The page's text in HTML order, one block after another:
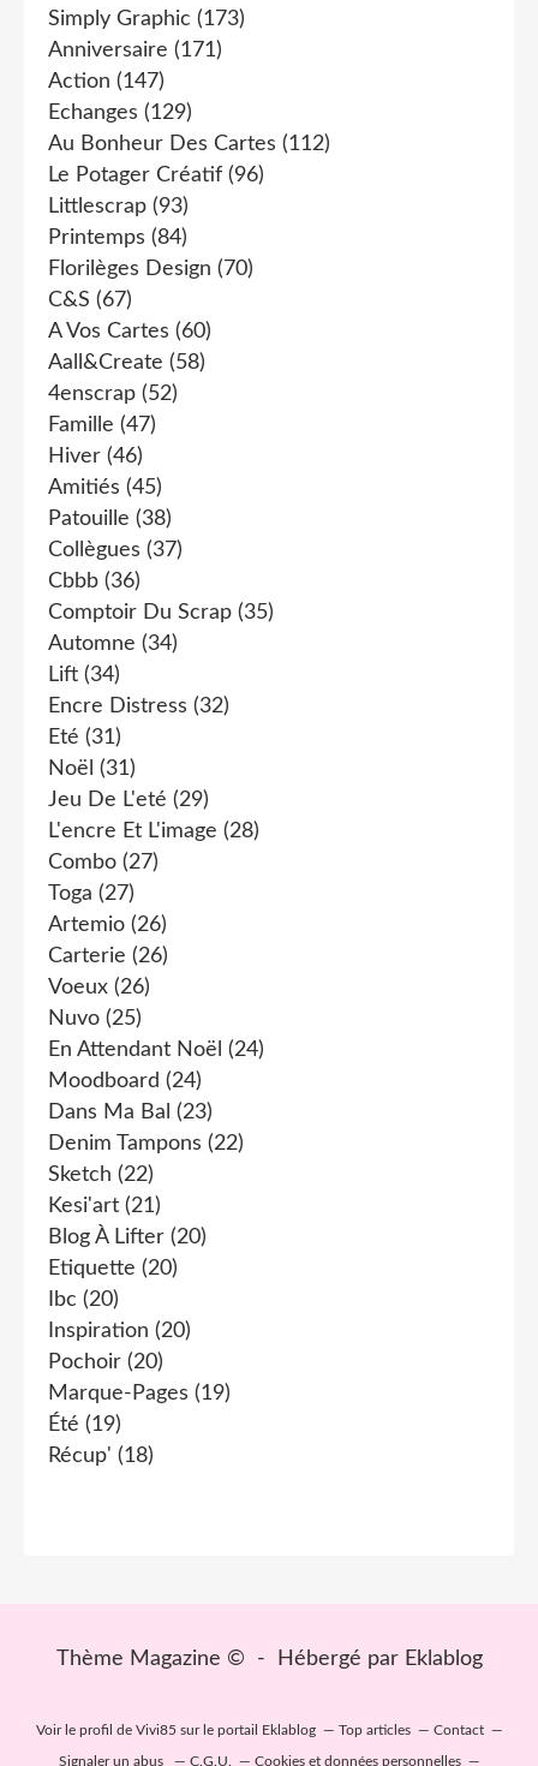
Simply Graphic (173)
Anniversaire (171)
Action (147)
Echanges (129)
Au Bonheur Des Cartes (112)
Le Potager Créatif (96)
Littlescrap (93)
Printemps (84)
Florilèges Design (70)
C&s (67)
A Vos Cartes (60)
Aall&create (58)
4enscrap (52)
Famille (47)
Hiver (46)
Amitiés (45)
Patouille (38)
Collègues (37)
Cbbb (36)
Comptoir Du Scrap (35)
Automne (34)
Lift (34)
Encre Distress (32)
Eté (31)
Noël (31)
Jeu De L'eté (29)
L'encre Et L'image (28)
Combo (27)
Toga (27)
Artemio (26)
Carterie (26)
Voeux (26)
Nuvo (25)
En Attendant Noël (24)
Moodboard (24)
Dans Ma Bal (23)
Denim Tampons (22)
Sketch (22)
Kesi'art (21)
Blog À Lifter (20)
Etiquette (20)
Ibc (20)
Inspiration (20)
Pochoir (20)
Marque-Pages (19)
Été (19)
Récup' (18)
Thème Magazine © - Hébergé par Eklablog
Voir le profil de Vivi85 sur le portail Eklablog Top articles Contact
Signaler un abus C.G.U. Cookies et données personnelles